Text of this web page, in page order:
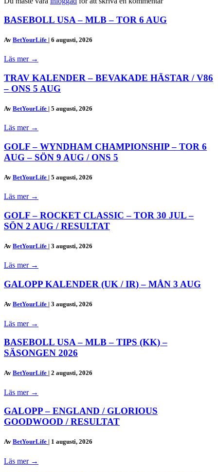
BASEBOLL USA – MLB – TOR 6 AUG
Av BetYourLife | 6 augusti, 2026
Läs mer →
TRAV KALENDER – BEVAKADE HÄSTAR / V86
– ONS 5 AUG
Av BetYourLife | 5 augusti, 2026
Läs mer →
GOLF – WYNDHAM CHAMPIONSHIP – TOR 6
AUG – SÖN 9 AUG / ONS 5
Av BetYourLife | 5 augusti, 2026
Läs mer →
GOLF – ROCKET CLASSIC – TOR 30 JUL –
SÖN 2 AUG / RESULTAT
Av BetYourLife | 3 augusti, 2026
Läs mer →
GALOPP KALENDER (UK / IR) – MÅN 3 AUG
Av BetYourLife | 3 augusti, 2026
Läs mer →
BASEBOLL USA – MLB – TIPS (KK) –
SÄSONGEN 2026
Av BetYourLife | 2 augusti, 2026
Läs mer →
GALOPP – ENGLAND / GLORIOUS
GOODWOOD / RESULTAT
Av BetYourLife | 1 augusti, 2026
Läs mer →